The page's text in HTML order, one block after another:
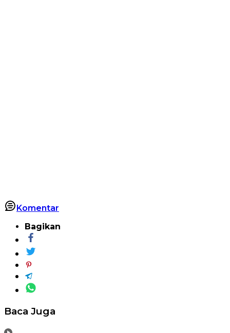
Komentar
Bagikan
Baca Juga